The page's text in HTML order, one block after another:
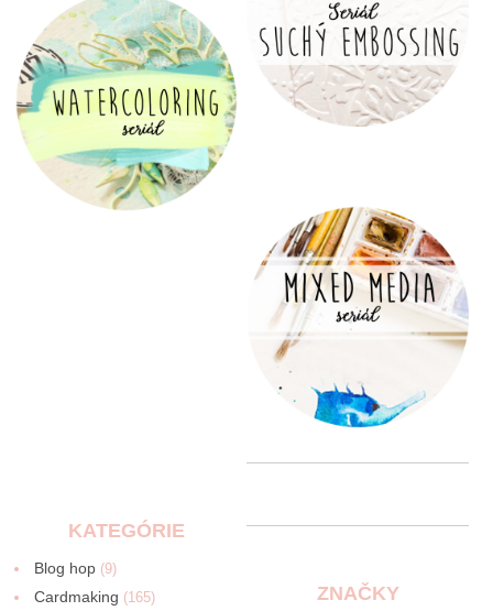
KATEGÓRIE
Blog hop (9)
Cardmaking (165) ZNAČKY